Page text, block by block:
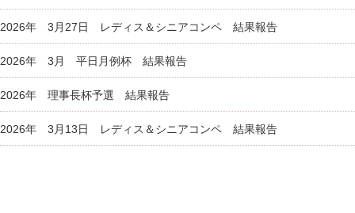
2026年 3月27日 レディス＆シニアコンペ 結果報告
2026年 3月 平日月例杯 結果報告
2026年 理事長杯予選 結果報告
2026年 3月13日 レディス＆シニアコンペ 結果報告